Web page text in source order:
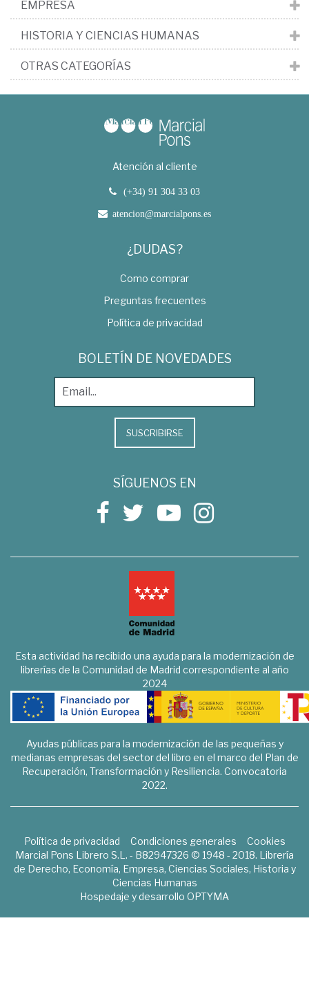
EMPRESA
HISTORIA Y CIENCIAS HUMANAS
OTRAS CATEGORÍAS
Atención al cliente
(+34) 91 304 33 03
atencion@marcialpons.es
¿DUDAS?
Como comprar
Preguntas frecuentes
Política de privacidad
BOLETÍN DE NOVEDADES
SUSCRIBIRSE
SÍGUENOS EN
Esta actividad ha recibido una ayuda para la modernización de
librerías de la Comunidad de Madrid correspondiente al año
2024
Ayudas públicas para la modernización de las pequeñas y
medianas empresas del sector del libro en el marco del Plan de
Recuperación, Transformación y Resiliencia. Convocatoria
2022.
Política de privacidad Condiciones generales
Cookies
Marcial Pons Librero S.L. - B82947326 © 1948 - 2018. Librería
de Derecho, Economía, Empresa, Ciencias Sociales, Historia y
Ciencias Humanas
Hospedaje y desarrollo OPTYMA